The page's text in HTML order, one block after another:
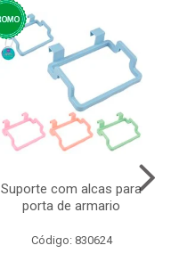
Suporte com alcas para
porta de armario
Código: 830624